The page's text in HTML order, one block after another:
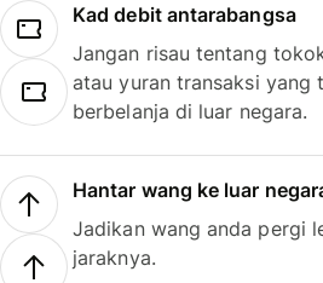
Kad debit antarabangsa
Jangan risau tentang
atau yuran transaksi yang
berbelanja di luar negara.
Hantar wang ke luar
Jadikan wang anda pergi
jaraknya.